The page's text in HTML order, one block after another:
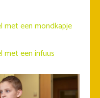
met een mondkapje
met een infuus